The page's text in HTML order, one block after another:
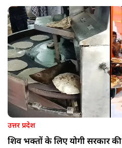
उत्तर प्रदेश
शिव भक्तों के लिए योगी सरकार